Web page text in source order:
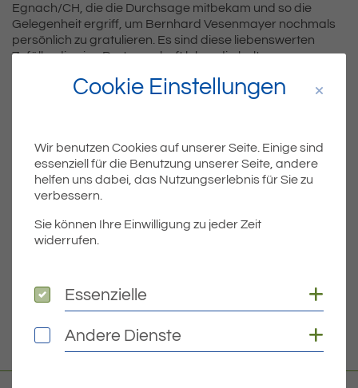
Egnach/CH, die die Durchsage mitbekam und so die
Gelegenheit ergriff, um Bernhard Vesenmayer nochmals
persönlich zu gratulieren. Es sind diese liebenswerten
Zufälle, die eine Partnerschaft lebendig halten.
ÄLTERE
NEUERE
Cookie Einstellungen
Wir benutzen Cookies auf unserer Seite. Einige sind
essenziell für die Benutzung unserer Seite, andere
helfen uns dabei, das Nutzungserlebnis für Sie zu
verbessern.
Sie können Ihre Einwilligung zu jeder Zeit
widerrufen.
Essenzielle
Essenzielle
Andere Dienste
Andere Dienste